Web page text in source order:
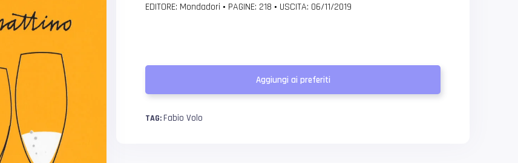
EDITORE: Mondadori • PAGINE: 218 • USCITA: 06/11/2019
Aggiungi ai preferiti
TAG:Fabio Volo